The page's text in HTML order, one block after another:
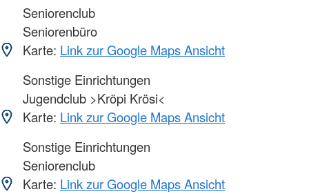
Seniorenclub
Seniorenbüro
Karte: Link zur Google Maps Ansicht
Sonstige Einrichtungen
Jugendclub >Kröpi Krösi<
Karte: Link zur Google Maps Ansicht
Sonstige Einrichtungen
Seniorenclub
Karte: Link zur Google Maps Ansicht